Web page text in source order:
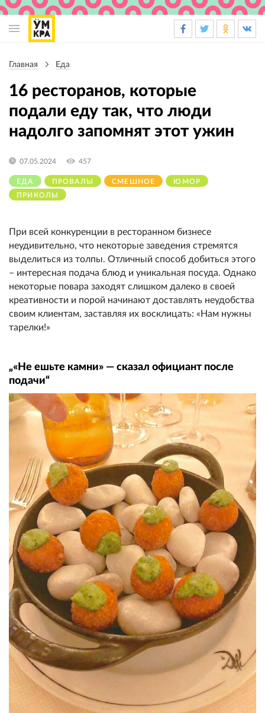
навигации
Главная Еда
16 ресторанов, которые
подали еду так, что люди
надолго запомнят этот ужин
ЕДА ПРОВАЛЫ СМЕШНОЕ
ЮМОР
ПРИКОЛЫ
07.05.2024 457
При всей конкуренции в ресторанном бизнесе
неудивительно, что некоторые заведения стремятся
выделиться из толпы. Отличный способ добиться этого
– интересная подача блюд и уникальная посуда. Однако
некоторые повара заходят слишком далеко в своей
креативности и порой начинают доставлять неудобства
своим клиентам, заставляя их восклицать: «Нам нужны
тарелки!»
„«Не ешьте камни» — сказал официант после
подачи“